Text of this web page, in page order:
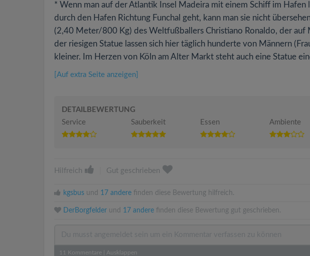
* Wenn man auf der Atlantik Insel Madeira mit einem Schiff im Hafen
durch den Hafen Richtung Funchal geht, kann man sie nicht
(2,40 Meter/800 Kg) des Weltfußballers Christiano Ronaldo, der auf
der riesigen Statue lassen sich hier täglich hunderte von Männern
kleiner. Im Herzen von Köln am Alter Markt steht auch eine Statue
[Auf extra Seite anzeigen]
DETAILBEWERTUNG
Service
Sauberkeit Essen Ambiente
Hilfreich Gut geschrieben
kgsbus und 17 andere finden diese Bewertung hilfreich.
DerBorgfelder und 17 andere finden diese Bewertung gut geschrieben.
11 Kommentare Ausklappen